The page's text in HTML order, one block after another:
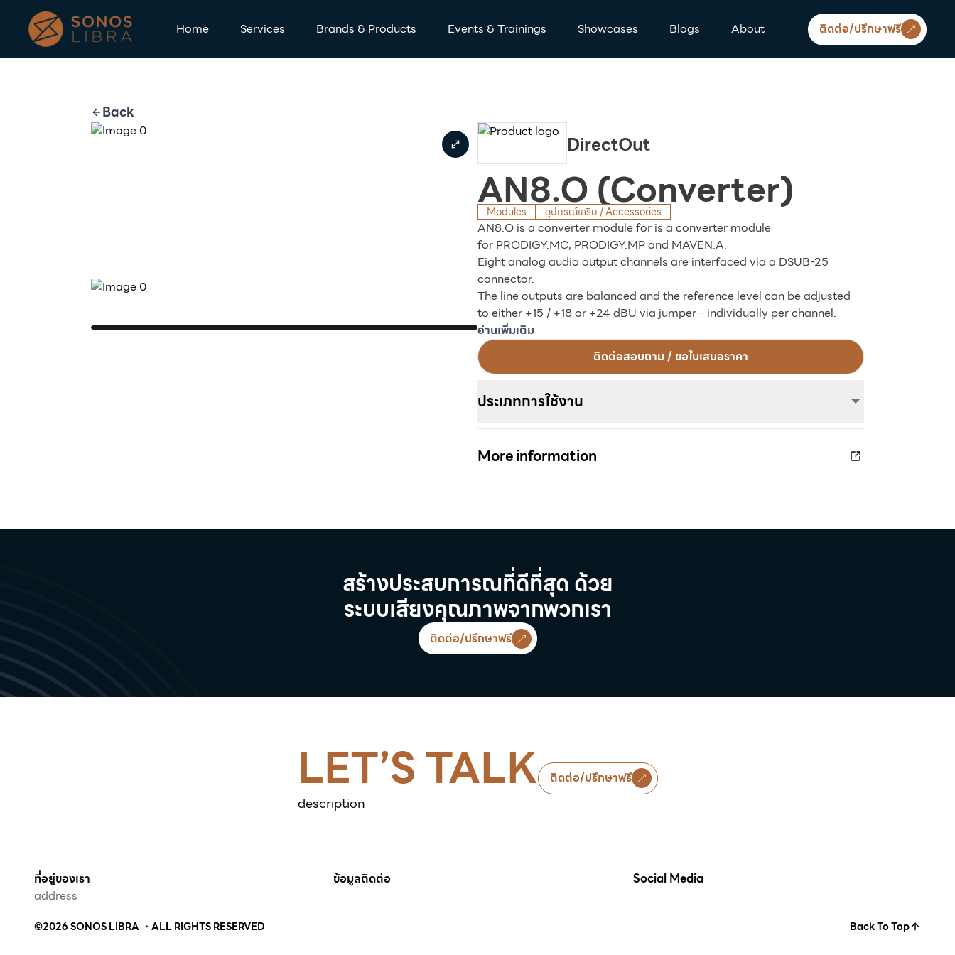
Home Services Brands & Products Events & Trainings Showcases Blogs About ติดต่อ/ปรึกษาฟรี
Back
DirectOut
AN8.O (Converter)
Modules อุปกรณ์เสริม / Accessories
AN8.O is a converter module for is a converter module
for PRODIGY.MC, PRODIGY.MPand MAVEN.A.
Eight analog audio output channels are interfaced via a DSUB-25
connector.
The line outputs are balanced and the reference level can be adjusted
to either +15 / +18 or +24 dBU via jumper - individually per channel.
อ่านเพิ่มเติม
ติดต่อสอบถาม / ขอใบเสนอราคา
ประเภทการใช้งาน
More information
สร้างประสบการณที่ดีที่สุด ด้วย
ระบบเสียงคุณภาพจากพวกเรา
ติดต่อ/ปรึกษาฟรี
LET’S TALK
description
ติดต่อ/ปรึกษาฟรี
ที่อยู่ของเรา
address
ข้อมูลติดต่อ Social Media
©2026SONOS LIBRA ・ALL RIGHTS RESERVED Back To Top